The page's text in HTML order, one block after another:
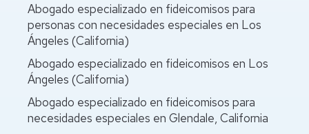
Abogado especializado en fideicomisos para
personas con necesidades especiales en Los
Ángeles (California)
Abogado especializado en fideicomisos en Los
Ángeles (California)
Abogado especializado en fideicomisos para
necesidades especiales en Glendale, California